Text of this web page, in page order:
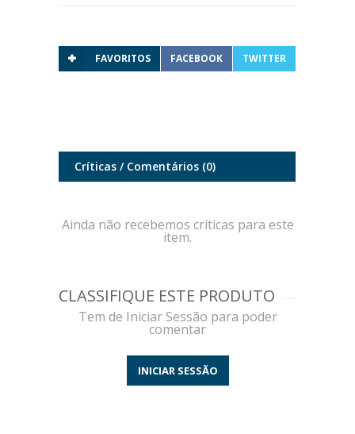
FAVORITOS FACEBOOK TWITTER
Críticas / Comentários (0)
Ainda não recebemos críticas para este
item.
CLASSIFIQUE ESTE PRODUTO
Tem de Iniciar Sessão para poder
comentar
INICIAR SESSÃO